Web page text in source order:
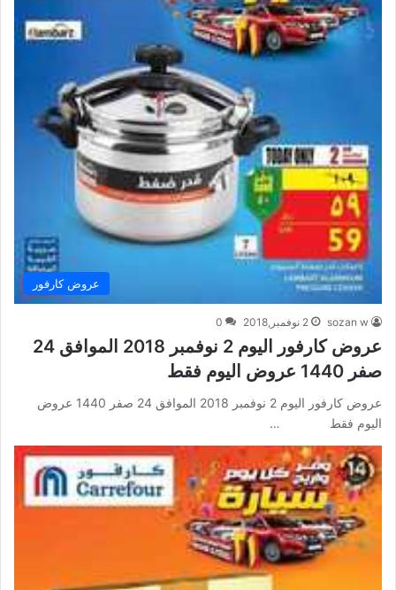
عروض كارفور
sozan w 2 نوفمبر,2018 0
عروض كارفور اليوم 2 نوفمبر 2018 الموافق 24
صفر 1440 عروض اليوم فقط
عروض كارفور اليوم 2 نوفمبر 2018 الموافق 24 صفر 1440 عروض
اليوم فقط …